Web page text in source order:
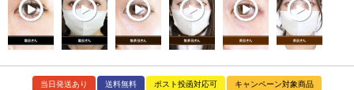
当日発送あり 送料無料 ポスト投函対応可 キャンペーン対象商品